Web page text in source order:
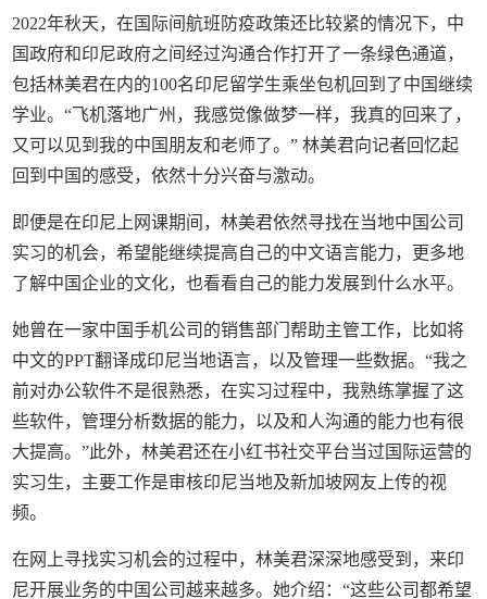
2022年秋天，在国际间航班防疫政策还比较紧的情况下，中
国政府和印尼政府之间经过沟通合作打开了一条绿色通道，
包括林美君在内的100名印尼留学生乘坐包机回到了中国继续
学业。“飞机落地广州，我感觉像做梦一样，我真的回来了，
又可以见到我的中国朋友和老师了。” 林美君向记者回忆起
回到中国的感受，依然十分兴奋与激动。
即便是在印尼上网课期间，林美君依然寻找在当地中国公司
实习的机会，希望能继续提高自己的中文语言能力，更多地
了解中国企业的文化，也看看自己的能力发展到什么水平。
她曾在一家中国手机公司的销售部门帮助主管工作，比如将
中文的PPT翻译成印尼当地语言，以及管理一些数据。“我之
前对办公软件不是很熟悉，在实习过程中，我熟练掌握了这
些软件，管理分析数据的能力，以及和人沟通的能力也有很
大提高。”此外，林美君还在小红书社交平台当过国际运营的
实习生，主要工作是审核印尼当地及新加坡网友上传的视
频。
在网上寻找实习机会的过程中，林美君深深地感受到，来印
尼开展业务的中国公司越来越多。她介绍：“这些公司都希望